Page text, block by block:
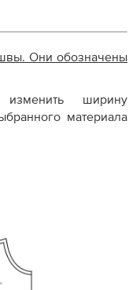
Они обозначены
ширину
материала